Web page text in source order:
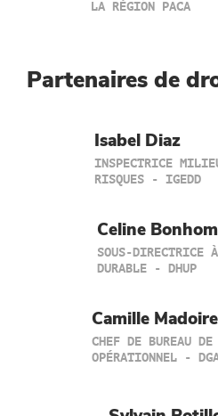
LA RÉGION PACA
Partenaires de
Isabel Diaz
INSPECTRICE
RISQUES - IGEDD
Celine
SOUS-DIRECTRICE
DURABLE - DHUP
Camille
CHEF DE BUREAU DE
OPÉRATIONNEL -